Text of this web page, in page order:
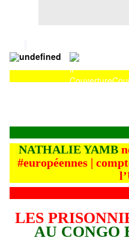
Couverture
NATHALIE YAMB
#européennes |
LES
AU CONGO